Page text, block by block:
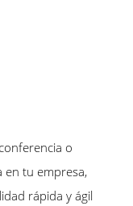
o
en tu empresa,
rápida y ágil